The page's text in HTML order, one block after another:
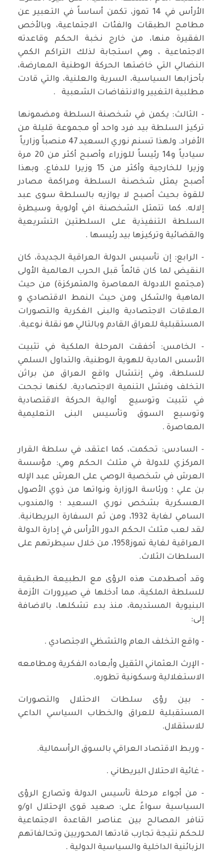
الأرأس في 14 تموز، تكمن أساساً في التعبير عن
مطامح الطبقات والفئات الاجتماعية، وبالأخص
الفقيرة منها، من خارج نخبة الحكم وقاعدته
الاجتماعية ، وهي استجابة لذلك التراكم الكمي
النضالي التي خاضتها الحركة الوطنية المعارضة،
بأحزابها السياسية، السرية والعلنية، والتي قادت
مطلبية التغيير والانتفاضات الشعبية .
- الثالث: يكمن في شخصنة السلطة ومضمونها
تركيز السلطة بيد فرد واحد أو مجموعة قليلة من
الأفراد. ولهذا تسنم نوري السعيد 47 منصباً وزارياً
سيادياً و14 رئيساً للوزراء وأصبح أكثر من 20 مرة
وزيرا للخارجية وأكثر من 15 وزيرا للدفاع. وبهذا
أصبح يمثل شخصنة السلطة ومراكمة مصادر
للقوة بحيث أصبح لا يوازيه بالسلطة سوى عبد
إلاله. كما تتمثل الشخصنة افي أولوية وسيطرة
السلطة التنفيذية على السلطتين التشريعية
والقضائية وتركيزها بيد رئيسها .
- الرابع: إن تأسيس الدولة العراقية الجديدة، كان
النقيض لما كان قائماً قبل الحرب العالمية الأولى
(مجتمع اللادولة المعاصرة والمتمركزة) من حيث
الماهية والشكل ومن حيث النمط الاقتصادي و
العلاقات الاجتصادية والبنى الفكرية والتصورات
المستقبلية للعراق القادم وبالتالي هو نقلة نوعية.
- الخامس: أخفقت المرحلة الملكية في تثبيت
الأسس المادية للهوية الوطنية، والتداول السلمي
للسلطة، وفي إنتشال واقع العراق من براثن
التخلف وفشل التنمية الاجتصادية. لكنها نجحت
في تثبيت وتوسيع أوالية الحركة الاقتصادية
وتوسيع السوق وتأسيس البنى التعليمية
المعاصرة .
- السادس: تحكمت، كما اعتقد، في سلطة القرار
المركزي للدولة في مثلث الحكم وهي: مؤسسة
العرش في شخصية الوصي على العرش عبد الإله
بن علي ؛ ورئاسة الوزارة ونواتها من ذوي الأصول
العسكرية بشخص نوري السعيد ؛ والمندوب
السامي لغاية 1932، ومن ثم السفارة البريطانية.
لقد لعب مثلث الحكم الدور الأرأس في إدارة الدولة
العراقية لغاية تموز1958، من خلال سيطرتهم على
السلطات الثلاث.
وقد أصطدمت هذه الرؤى مع الطبيعة الطبقية
للسلطة الملكية، مما أدخلها في صيرورات الأزمة
البنيوية المستديمة، منذ بدء تشكلها، بالاضافة
إلى:
- واقع التخلف العام والتشظي الاجتصادي .
- الإرث العثماني الثقيل وأبعاده الفكرية ومطامعه
الاستغلالية وسكونية تطوره.
- بين رؤى سلطات الاحتلال والتصورات
المستقبلية للعراق والخطاب السياسي الداعي
للاستقلال.
- وربط الاقتصاد العراقي بالسوق الرأسمالية.
- غائية الاحتلال البريطاني .
- من أجواء مرحلة تأسيس الدولة وتصارع الرؤى
السياسية سواءً على: صعيد قوى الإحتلال او/و
تنافر المصالح بين عناصر القاعدة الاجتماعية
للحكم نتيجة تجارب قادتها المحوريين وتحالفاتهم
الزبائنية الداخلية والسياسية الدولية .